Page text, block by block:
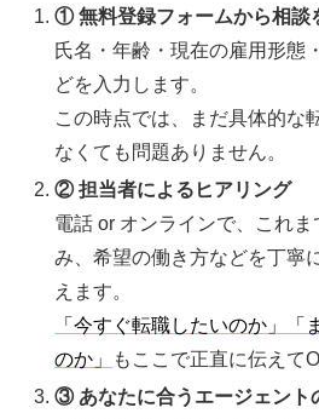
① 無料登録フォームから相談
氏名・年齢・現在の雇用形態
どを入力します。
この時点では、まだ具体的な
なくても問題ありません。
② 担当者によるヒアリング
電話 or オンラインで、これ
み、希望の働き方などを丁寧
えます。
「今すぐ転職したいのか」「
のか」
もここで正直に伝えて
③ あなたに合うエージェント